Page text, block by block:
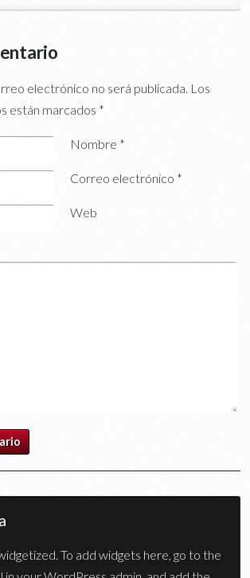
electrónico no será publicada. Los
están marcados *
Nombre *
Correo electrónico *
Web
To add widgets here, go to the